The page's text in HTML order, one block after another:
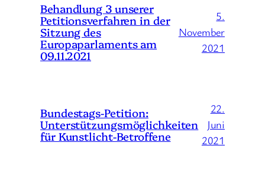
Behandlung 3 unserer
Petitionsverfahren in der
Sitzung des
Europaparlaments am
09.11.2021
5.
November
2021
Bundestags-Petition:
Unterstützungsmöglichkeiten
für Kunstlicht-Betroffene
22.
Juni
2021